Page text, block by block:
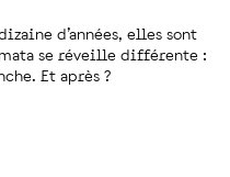
d’années, elles sont
se réveille différente :
Et après ?